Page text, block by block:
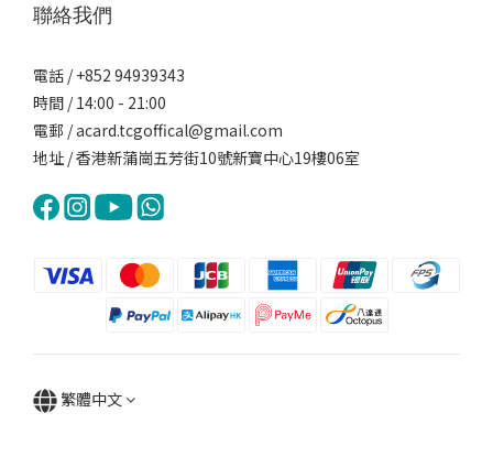
聯絡我們
電話 / +852 94939343
時間 / 14:00 - 21:00
電郵 / acard.tcgoffical@gmail.com
地址 / 香港新蒲崗五芳街10號新寶中心19樓06室
繁體中文